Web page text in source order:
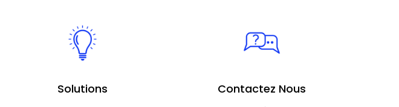
Solutions Contactez Nous